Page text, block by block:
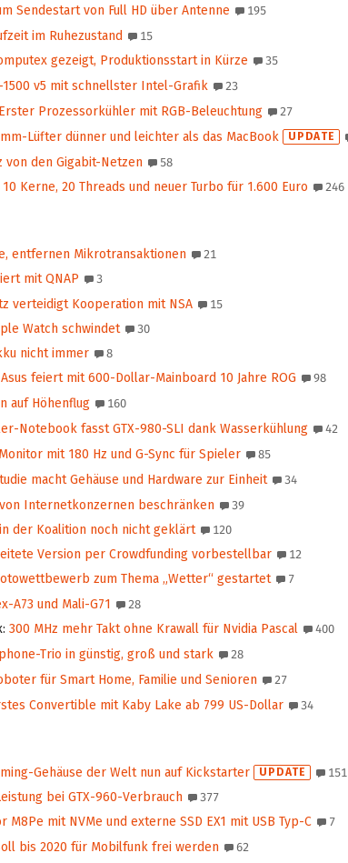
Sendestart von Full HD über Antenne 195
im Ruhezustand 15
gezeigt, Produktionsstart in Kürze 35
1500 v5 mit schnellster Intel-Grafik 23
Erster Prozessorkühler mit RGB-Beleuchtung 27
Lüfter dünner und leichter als das MacBook UPDATE
von den Gigabit-Netzen 58
10 Kerne, 20 Threads und neuer Turbo für 1.600 Euro 246
entfernen Mikrotransaktionen 21
mit QNAP 3
verteidigt Kooperation mit NSA 15
Watch schwindet 30
nicht immer 8
Asus feiert mit 600‑Dollar-Mainboard 10 Jahre ROG 98
auf Höhenflug 160
Notebook fasst GTX-980-SLI dank Wasserkühlung 42
mit 180 Hz und G-Sync für Spieler 85
macht Gehäuse und Hardware zur Einheit 34
Internetkonzernen beschränken 39
der Koalition noch nicht geklärt 120
Version per Crowdfunding vorbestellbar 12
zum Thema „Wetter“ gestartet 7
A73 und Mali-G71 28
: 300 MHz mehr Takt ohne Krawall für Nvidia Pascal 400
Trio in günstig, groß und stark 28
für Smart Home, Familie und Senioren 27
Convertible mit Kaby Lake ab 799 US-Dollar 34
Gehäuse der Welt nun auf Kickstarter UPDATE 151
bei GTX-960-Verbrauch 377
M8Pe mit NVMe und externe SSD EX1 mit USB Typ-C 7
bis 2020 für Mobilfunk frei werden 62